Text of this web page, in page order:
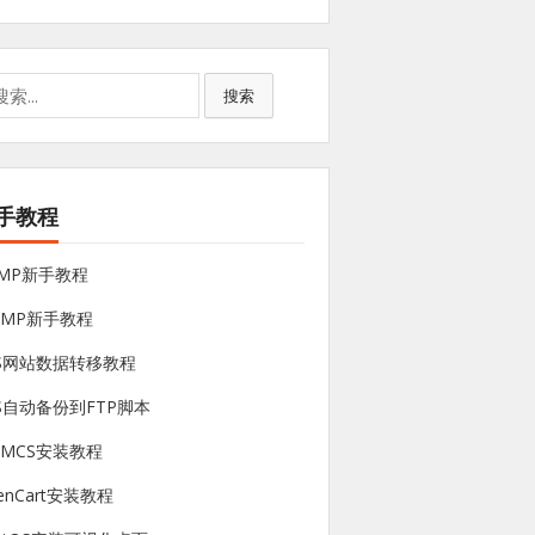
搜索
教程
新手教程
新手教程
网站数据转移教程
自动备份到FTP脚本
安装教程
安装教程